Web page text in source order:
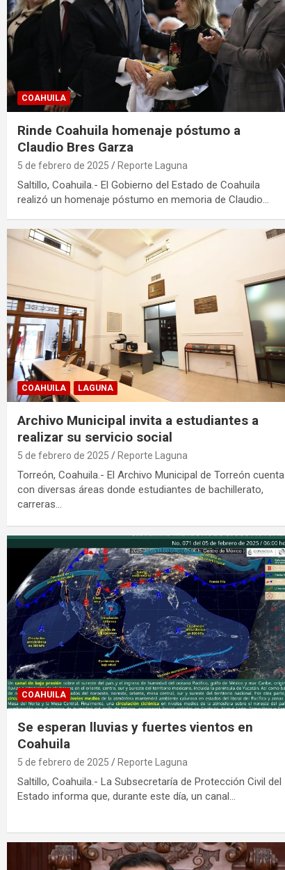
COAHUILA
Rinde Coahuila homenaje póstumo a
Claudio Bres Garza
5 de febrero de 2025 Reporte Laguna
Saltillo, Coahuila.- El Gobierno del Estado de Coahuila
realizó un homenaje póstumo en memoria de Claudio…
COAHUILA LAGUNA
Archivo Municipal invita a estudiantes a
realizar su servicio social
5 de febrero de 2025 Reporte Laguna
Torreón, Coahuila.- El Archivo Municipal de Torreón cuenta
con diversas áreas donde estudiantes de bachillerato,
carreras…
COAHUILA
Se esperan lluvias y fuertes vientos en
Coahuila
5 de febrero de 2025 Reporte Laguna
Saltillo, Coahuila.- La Subsecretaría de Protección Civil del
Estado informa que, durante este día, un canal…